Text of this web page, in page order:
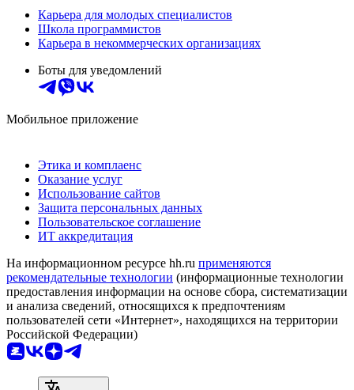
Карьера для молодых специалистов
Школа программистов
Карьера в некоммерческих организациях
Боты для уведомлений
Мобильное приложение
Этика и комплаенс
Оказание услуг
Использование сайтов
Защита персональных данных
Пользовательское соглашение
ИТ аккредитация
На информационном ресурсе hh.ru применяются
рекомендательные технологии (информационные технологии
предоставления информации на основе сбора, систематизации
и анализа сведений, относящихся к предпочтениям
пользователей сети «Интернет», находящихся на территории
Российской Федерации)